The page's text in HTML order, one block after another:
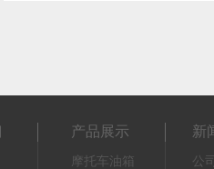
产品展示
摩托车油箱
新
公